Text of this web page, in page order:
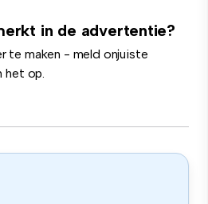
in de advertentie?
te maken - meld onjuiste
het op.